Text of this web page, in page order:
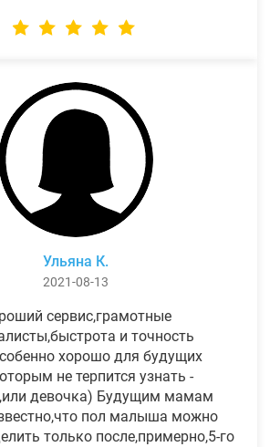
Ульяна К.
2021-08-13
сервис,грамотные
и точность
хорошо для будущих
не терпится узнать -
девочка) Будущим мамам
пол малыша можно
только после,примерно,5-го